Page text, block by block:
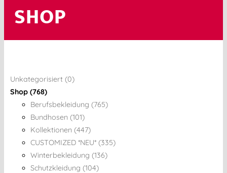
SHOP
Unkategorisiert (0)
Shop (768)
Berufsbekleidung (765)
Bundhosen (101)
Kollektionen (447)
CUSTOMIZED *NEU* (335)
Winterbekleidung (136)
Schutzkleidung (104)